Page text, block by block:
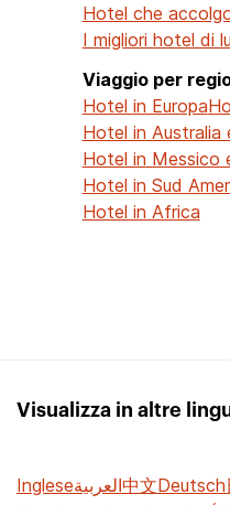
Hotel che
I migliori hotel di
Viaggio per
Hotel in Europa
Hotel in Australia
Hotel in Messico
Hotel in Sud
Hotel in Africa
Visualizza in altre
Ingleseالعربية中文Deutsch